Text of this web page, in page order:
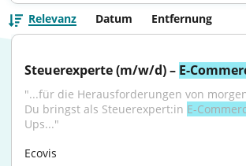
Relevanz Datum Entfernung
Steuerexperte (m/w/d) – E-
"...für die Herausforderungen von
Du bringst als Steuerexpert:in E-
Ups..."
Ecovis